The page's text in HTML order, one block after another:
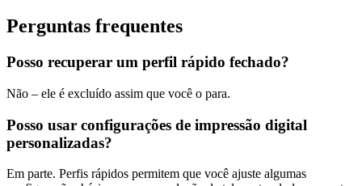
Perguntas frequentes
Posso recuperar um perfil rápido fechado?
Não – ele é excluído assim que você o para.
Posso usar configurações de impressão digital
personalizadas?
Em parte. Perfis rápidos permitem que você ajuste algumas